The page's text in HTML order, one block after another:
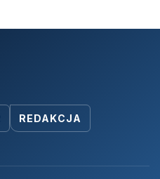
REDAKCJA